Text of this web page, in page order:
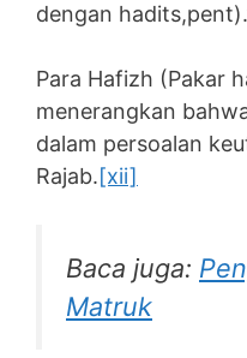
dengan
Para Hafizh (Pakar
menerangkan
dalam persoalan
Rajab.[xii]
Baca juga:
Matruk